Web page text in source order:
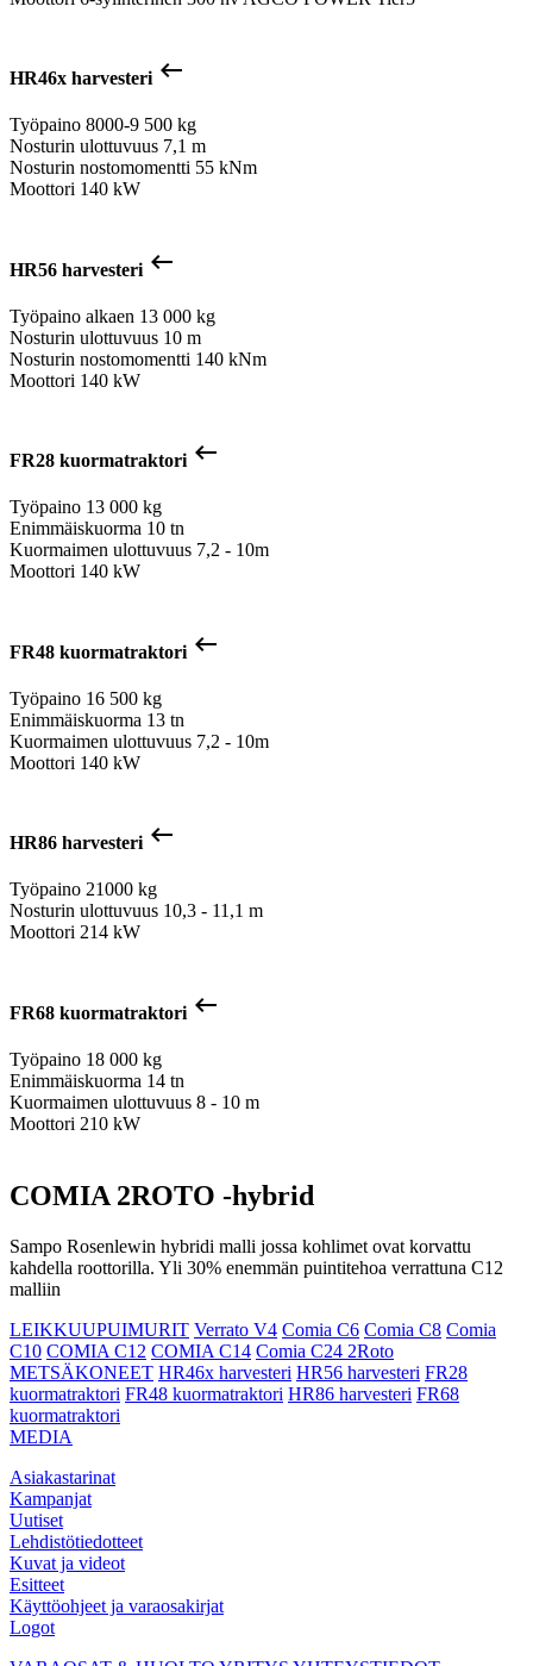
HR46x harvesteri keyboard_backspace
Työpaino 8000-9 500 kg
Nosturin ulottuvuus 7,1 m
Nosturin nostomomentti 55 kNm
Moottori 140 kW
HR56 harvesteri keyboard_backspace
Työpaino alkaen 13 000 kg
Nosturin ulottuvuus 10 m
Nosturin nostomomentti 140 kNm
Moottori 140 kW
FR28 kuormatraktori keyboard_backspace
Työpaino 13 000 kg
Enimmäiskuorma 10 tn
Kuormaimen ulottuvuus 7,2 - 10m
Moottori 140 kW
FR48 kuormatraktori keyboard_backspace
Työpaino 16 500 kg
Enimmäiskuorma 13 tn
Kuormaimen ulottuvuus 7,2 - 10m
Moottori 140 kW
HR86 harvesteri keyboard_backspace
Työpaino 21000 kg
Nosturin ulottuvuus 10,3 - 11,1 m
Moottori 214 kW
FR68 kuormatraktori keyboard_backspace
Työpaino 18 000 kg
Enimmäiskuorma 14 tn
Kuormaimen ulottuvuus 8 - 10 m
Moottori 210 kW
COMIA 2ROTO -hybrid
Sampo Rosenlewin hybridi malli jossa kohlimet ovat korvattu
kahdella roottorilla. Yli 30% enemmän puintitehoa verrattuna C12
malliin
LEIKKUUPUIMURIT Verrato V4 Comia C6 Comia C8 Comia
C10 COMIA C12 COMIA C14 Comia C24 2Roto
METSÄKONEET HR46x harvesteri HR56 harvesteri FR28
kuormatraktori FR48 kuormatraktori HR86 harvesteri FR68
kuormatraktori
MEDIA
Asiakastarinat
Kampanjat
Uutiset
Lehdistötiedotteet
Kuvat ja videot
Esitteet
Käyttöohjeet ja varaosakirjat
Logot